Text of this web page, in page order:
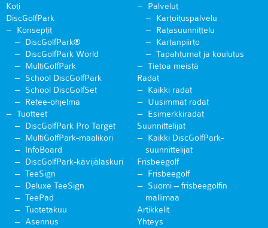
Koti
DiscGolfPark
Konseptit
DiscGolfPark®
DiscGolfPark World
MultiGolfPark
School DiscGolfPark
School DiscGolfSet
Retee-ohjelma
Tuotteet
DiscGolfPark Pro Target
MultiGolfPark-maalikori
InfoBoard
DiscGolfPark-kävijälaskuri
TeeSign
Deluxe TeeSign
TeePad
Tuotetakuu
Asennus
Palvelut
Kartoituspalvelu
Ratasuunnittelu
Kartanpiirto
Tapahtumat ja koulutus
Tietoa meistä
Radat
Kaikki radat
Uusimmat radat
Esimerkkiradat
Suunnittelijat
Kaikki DiscGolfPark-
suunnittelijat
Frisbeegolf
Frisbeegolf
Suomi – frisbeegolfin
mallimaa
Artikkelit
Yhteys